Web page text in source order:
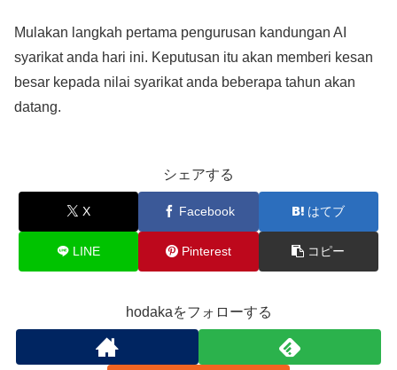
Mulakan langkah pertama pengurusan kandungan AI
syarikat anda hari ini. Keputusan itu akan memberi kesan
besar kepada nilai syarikat anda beberapa tahun akan
datang.
シェアする
X Facebook はてブ
LINE Pinterest コピー
hodakaをフォローする